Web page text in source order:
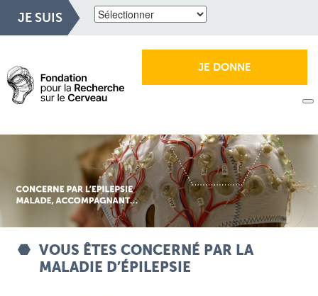
JE SUIS
JE DONNE
VOUS ÊTES CONCERNÉ PAR LA
MALADIE D’ÉPILEPSIE